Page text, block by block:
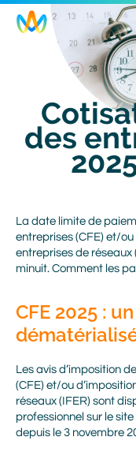
Skip
des
Body
La date limite de
entreprises (CFE) et/
entreprises de réseaux
minuit. Comment les
CFE 2025 :
Les avis d’imposition
(CFE) et/ou
réseaux (IFER) sont
professionnel sur le
depuis le 3 novembre